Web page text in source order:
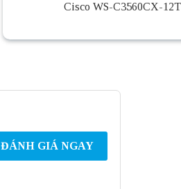
Cisco WS-C3560CX-
ĐÁNH GIÁ NGAY